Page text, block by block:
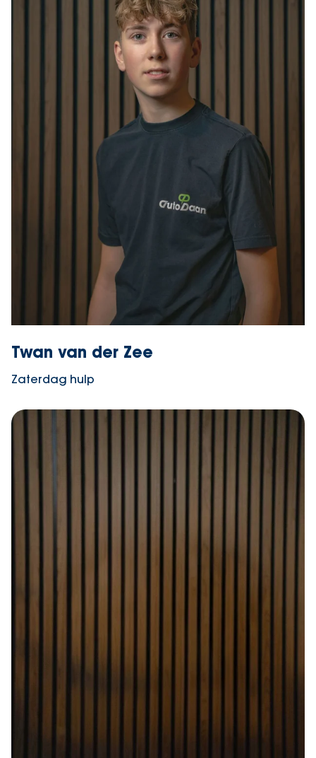
Twan van der Zee
Zaterdag hulp